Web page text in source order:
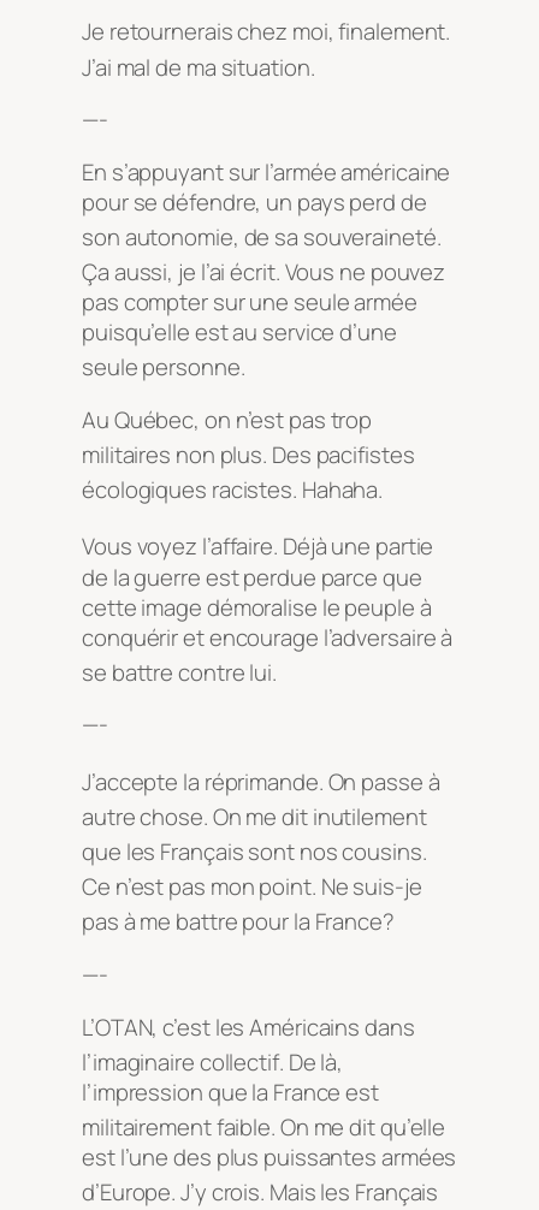
Je retournerais chez moi, finalement.
J’ai mal de ma situation.
—-
En s’appuyant sur l’armée américaine
pour se défendre, un pays perd de
son autonomie, de sa souveraineté.
Ça aussi, je l’ai écrit. Vous ne pouvez
pas compter sur une seule armée
puisqu’elle est au service d’une
seule personne.
Au Québec, on n’est pas trop
militaires non plus. Des pacifistes
écologiques racistes. Hahaha.
Vous voyez l’affaire. Déjà une partie
de la guerre est perdue parce que
cette image démoralise le peuple à
conquérir et encourage l’adversaire à
se battre contre lui.
—-
J’accepte la réprimande. On passe à
autre chose. On me dit inutilement
que les Français sont nos cousins.
Ce n’est pas mon point. Ne suis-je
pas à me battre pour la France?
—-
L’OTAN, c’est les Américains dans
l’imaginaire collectif. De là,
l’impression que la France est
militairement faible. On me dit qu’elle
est l’une des plus puissantes armées
d’Europe. J’y crois. Mais les Français